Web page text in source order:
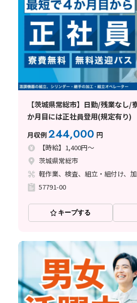
【茨城県常総市】日勤/残業なし
か月目には正社員登用(規定有り)
月収例244,000 円
【時給】1,400円～
茨城県常総市
57791-00
キープする